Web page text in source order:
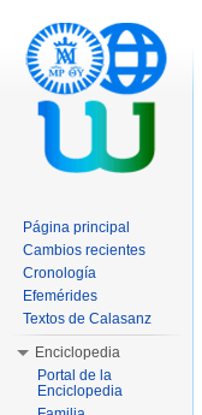
Página principal
Cambios recientes
Cronología
Efemérides
Textos de Calasanz
Enciclopedia
Portal de la
Enciclopedia